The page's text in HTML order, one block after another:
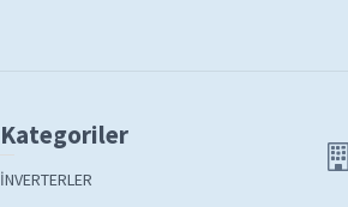
Kategoriler
İNVERTERLER